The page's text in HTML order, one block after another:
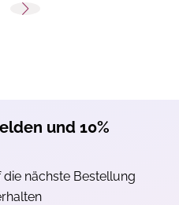
und 10%
die nächste Bestellung